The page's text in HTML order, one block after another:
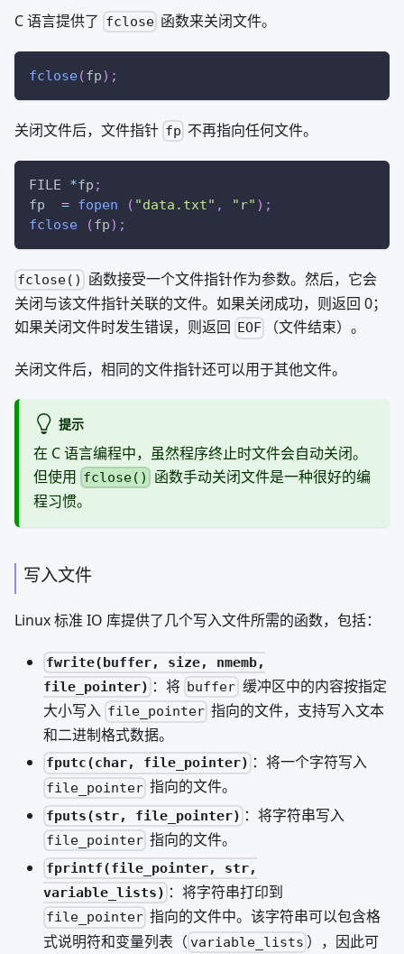
C 语言提供了 fclose 函数来关闭文件。
fclose(fp) ;
关闭文件后，文件指针 fp 不再指向任何文件。
FILE *fp ;
fp = fopen ( "data.txt" , "r" ) ;
fclose
(fp) ;
fclose()
函数接受一个文件指针作为参数。然后，它会
关闭与该文件指针关联的文件。如果关闭成功，则返回 0；
如果关闭文件时发生错误，则返回
EOF （文件结束）。
关闭文件后，相同的文件指针还可以用于其他文件。
提示
在 C 语言编程中，虽然程序终止时文件会自动关闭。
但使用 fclose()
函数手动关闭文件是一种很好的编
程习惯。
写入文件
Linux 标准 IO 库提供了几个写入文件所需的函数，包括：
fwrite(buffer, size, nmemb,
file_pointer) ：将 buffer 缓冲区中的内容按指定
大小写入 file_pointer 指向的文件，支持写入文本
和二进制格式数据。
fputc(char, file_pointer) ：将一个字符写入
file_pointer 指向的文件。
fputs(str, file_pointer) ：将字符串写入
file_pointer 指向的文件。
fprintf(file_pointer, str,
variable_lists) ：将字符串打印到
file_pointer 指向的文件中。该字符串可以包含格
式说明符和变量列表（ variable_lists ），因此可